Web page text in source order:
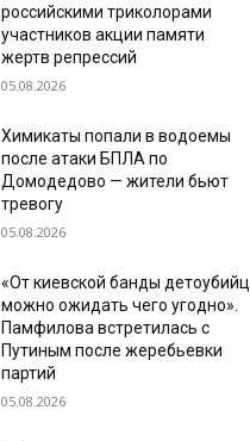
российскими триколорами
участников акции памяти
жертв репрессий
05.08.2026
Химикаты попали в водоемы
после атаки БПЛА по
Домодедово — жители бьют
тревогу
05.08.2026
«От киевской банды детоубийц
можно ожидать чего угодно».
Памфилова встретилась с
Путиным после жеребьевки
партий
05.08.2026